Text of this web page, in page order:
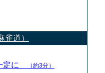
雀道）
定に （約3分）